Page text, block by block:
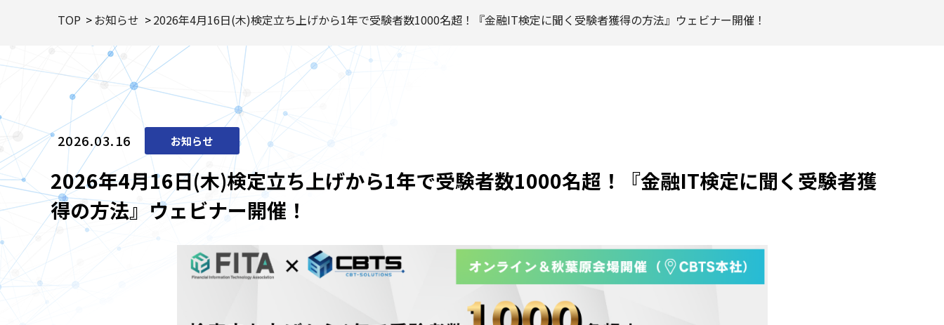
TOP お知らせ 2026年4月16日(木)検定立ち上げから1年で受験者数1000名超！『金融IT検定に聞く受験者獲得の方法』ウェビナー開催！
2026.03.16 お知らせ
2026年4月16日(木)検定立ち上げから1年で受験者数1000名超！『金融IT検定に聞く受験者獲
得の方法』ウェビナー開催！